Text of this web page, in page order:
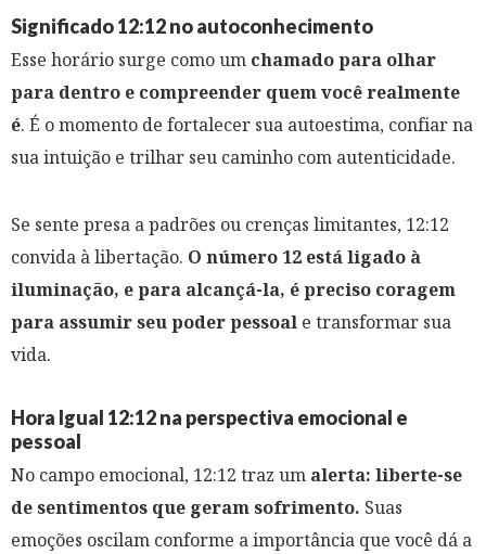
Significado 12:12 no autoconhecimento
Esse horário surge como um chamado para olhar
para dentro e compreender quem você realmente
é. É o momento de fortalecer sua autoestima, confiar na
sua intuição e trilhar seu caminho com autenticidade.
Se sente presa a padrões ou crenças limitantes, 12:12
convida à libertação. O número 12 está ligado à
iluminação, e para alcançá-la, é preciso coragem
para assumir seu poder pessoal e transformar sua
vida.
Hora Igual 12:12 na perspectiva emocional e
pessoal
No campo emocional, 12:12 traz um alerta: liberte-se
de sentimentos que geram sofrimento. Suas
emoções oscilam conforme a importância que você dá a